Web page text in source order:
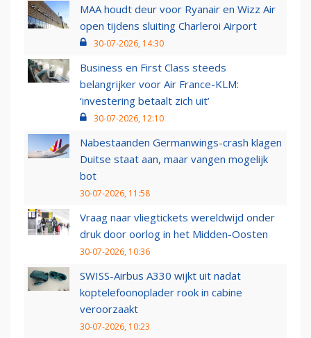
MAA houdt deur voor Ryanair en Wizz Air
open tijdens sluiting Charleroi Airport
30-07-2026, 14:30
Business en First Class steeds
belangrijker voor Air France-KLM:
‘investering betaalt zich uit’
30-07-2026, 12:10
Nabestaanden Germanwings-crash klagen
Duitse staat aan, maar vangen mogelijk
bot
30-07-2026, 11:58
Vraag naar vliegtickets wereldwijd onder
druk door oorlog in het Midden-Oosten
30-07-2026, 10:36
SWISS-Airbus A330 wijkt uit nadat
koptelefoonoplader rook in cabine
veroorzaakt
30-07-2026, 10:23